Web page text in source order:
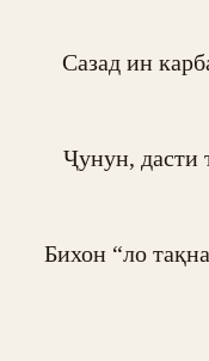
Сазад ин
Ҷунун, дасти
Бихон “ло